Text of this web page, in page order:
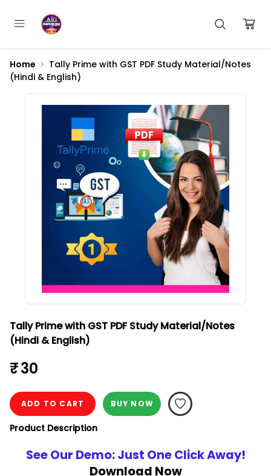
Home
Tally Prime with GST PDF Study Material/Notes
(Hindi & English)
Tally Prime with GST PDF Study Material/Notes
(Hindi & English)
₹ 30
ADD TO CART BUY NOW
Product Description
See Our Demo: Just One Click Away!
Download Now